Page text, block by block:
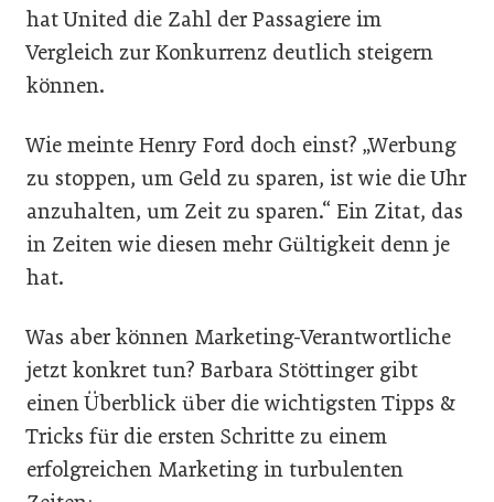
hat United die Zahl der Passagiere im
Vergleich zur Konkurrenz deutlich steigern
können.
Wie meinte Henry Ford doch einst? „Werbung
zu stoppen, um Geld zu sparen, ist wie die Uhr
anzuhalten, um Zeit zu sparen.“ Ein Zitat, das
in Zeiten wie diesen mehr Gültigkeit denn je
hat.
Was aber können Marketing-Verantwortliche
jetzt konkret tun? Barbara Stöttinger gibt
einen Überblick über die wichtigsten Tipps &
Tricks für die ersten Schritte zu einem
erfolgreichen Marketing in turbulenten